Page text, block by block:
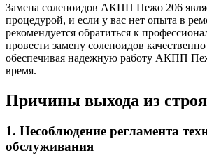
Замена соленоидов АКПП Пежо 206
процедурой, и если у вас нет опыта в
рекомендуется обратиться к
провести замену соленоидов
обеспечивая надежную работу АКПП
время.
Причины выхода из строя
1. Несоблюдение регламента
обслуживания